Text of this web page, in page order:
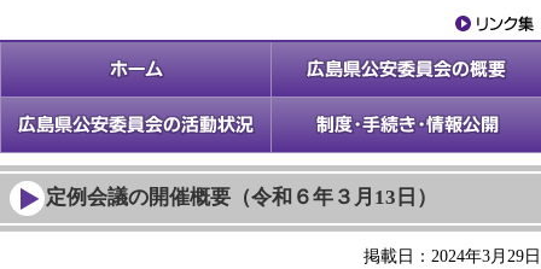
定例会議の開催概要（令和６年３月13日）
掲載日：2024年3月29日